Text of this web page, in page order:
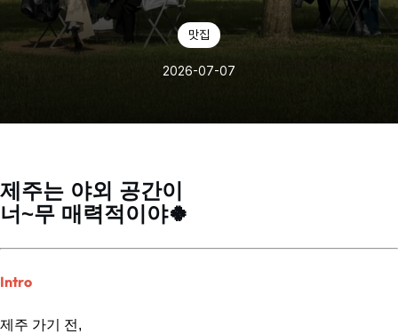
맛집
2026-07-07
제주는 야외 공간이
너~무 매력적이야🍀
Intro
제주 가기 전,